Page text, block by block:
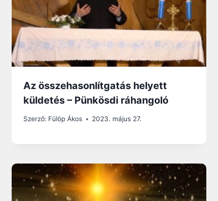
Az összehasonlítgatás helyett
küldetés – Pünkösdi ráhangoló
Szerző: Fülöp Ákos 2023. május 27.